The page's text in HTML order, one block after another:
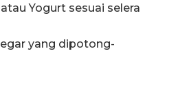
Yogurt sesuai selera
yang dipotong-